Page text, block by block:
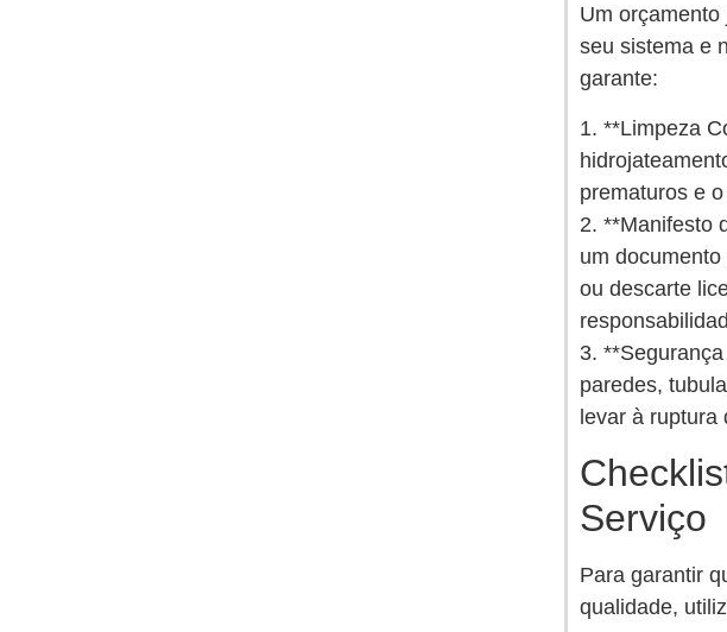
Um
seu sistema e
garante:
1. **Limpeza
prematuros e
2. **Manifesto
um
ou descarte
3.
paredes,
levar à ruptura
Serviço
Para garantir
qualidade,